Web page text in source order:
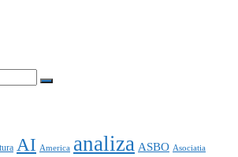
AI America analiza ASBO Asociatia